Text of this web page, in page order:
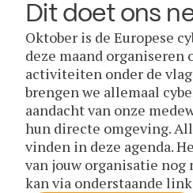
Dit doet ons
Oktober is de Europese
deze maand organiseren
activiteiten onder de
brengen we allemaal
aandacht van onze
hun directe omgeving.
vinden in deze agenda.
van jouw organisatie nog
kan via onderstaande